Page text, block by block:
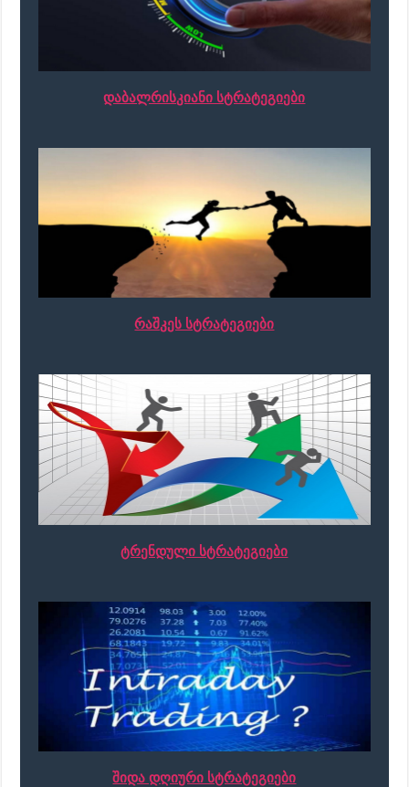
დაბალრისკიანი სტრატეგიები
რაშკეს სტრატეგიები
ტრენდული სტრატეგიები
შიდა დღიური სტრატეგიები